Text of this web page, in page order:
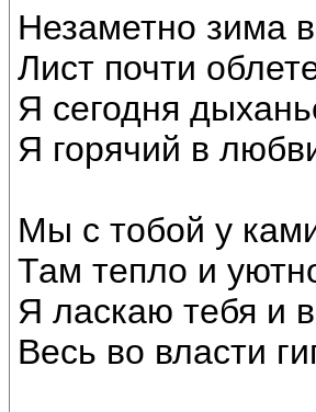
Незаметно зима
Лист почти
Я сегодня
Я горячий в
Мы с тобой у
Там тепло и
Я ласкаю тебя и
Весь во власти